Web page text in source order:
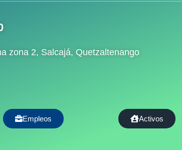
zona 2, Salcajá, Quetzaltenango
Empleos Activos